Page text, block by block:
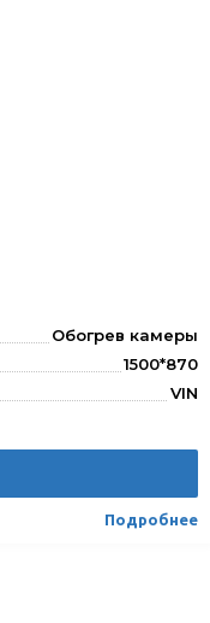
Обогрев камеры
1500*870
VIN
ДД
Подробнее